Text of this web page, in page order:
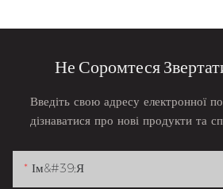
Не Соромтеся
Введіть свою адресу електронної
дізнаватися про нові продукти та
Ім&#39;я